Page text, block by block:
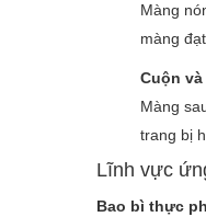
Màng
màng
Cuộn và
Màng
trang bị
Lĩnh vực
Bao bì thực